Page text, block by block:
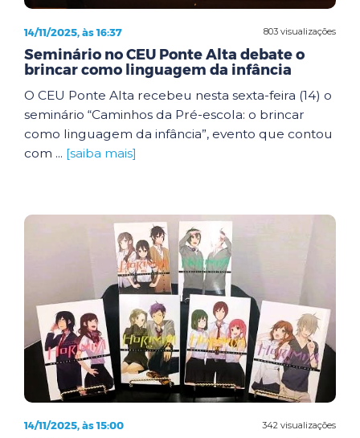
803 visualizações
14/11/2025, às 16:37
Seminário no CEU Ponte Alta debate o
brincar como linguagem da infância
O CEU Ponte Alta recebeu nesta sexta-feira (14) o
seminário “Caminhos da Pré-escola: o brincar
como linguagem da infância”, evento que contou
com ... [saiba mais]
342 visualizações
14/11/2025, às 15:00